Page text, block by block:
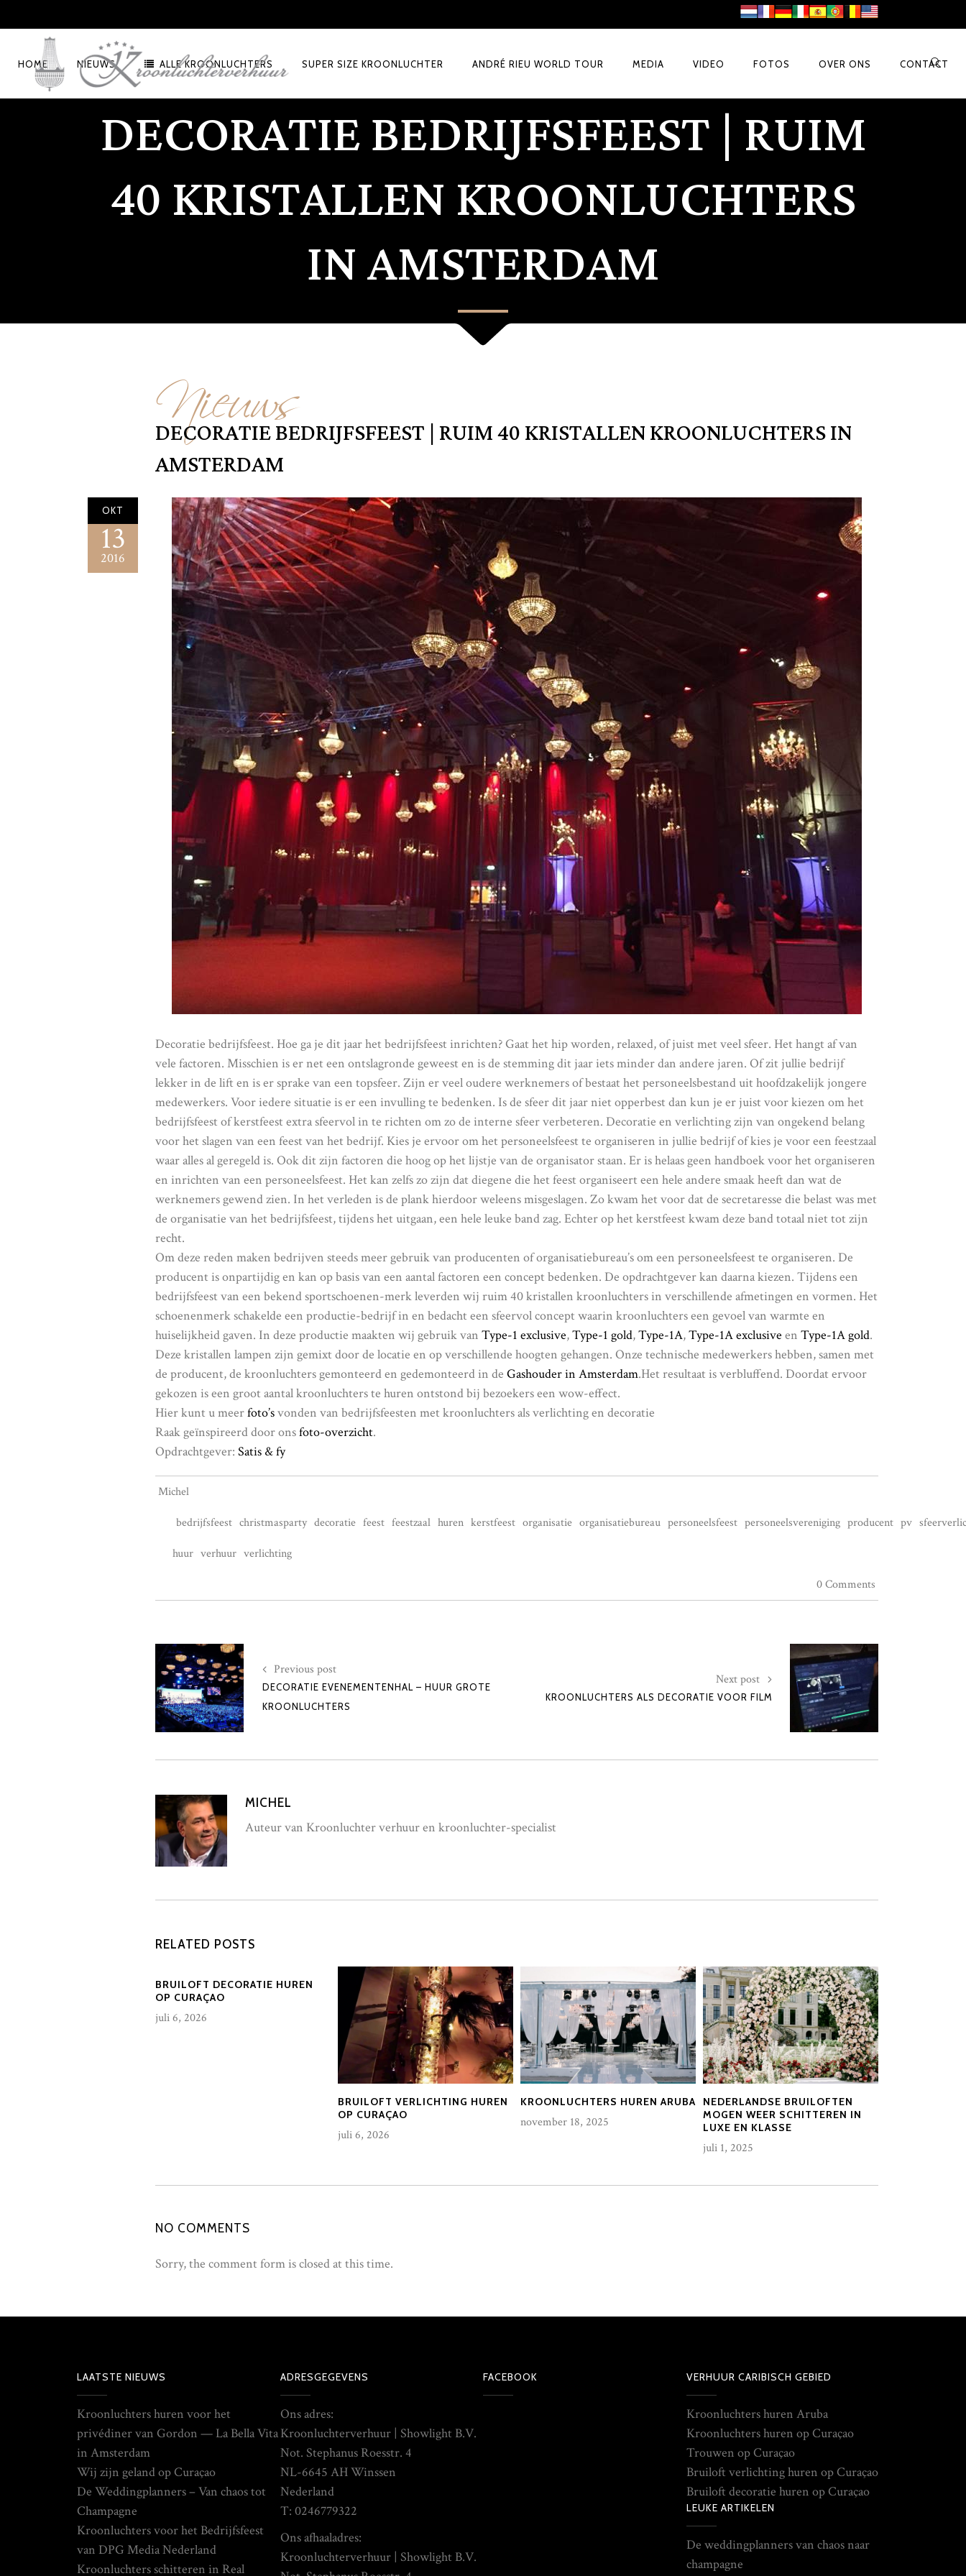
HOME NIEUWS ALLE KROONLUCHTERS SUPER SIZE KROONLUCHTER ANDRÉ RIEU WORLD TOUR MEDIA VIDEO FOTOS OVER ONS CONTACT
DECORATIE BEDRIJFSFEEST | RUIM
40 KRISTALLEN KROONLUCHTERS
IN AMSTERDAM
Nieuws
DECORATIE BEDRIJFSFEEST | RUIM 40 KRISTALLEN KROONLUCHTERS IN
AMSTERDAM
OKT
13
2016
Decoratie bedrijfsfeest. Hoe ga je dit jaar het bedrijfsfeest inrichten? Gaat het hip worden, relaxed, of juist met veel sfeer. Het hangt af van
vele factoren. Misschien is er net een ontslagronde geweest en is de stemming dit jaar iets minder dan andere jaren. Of zit jullie bedrijf
lekker in de lift en is er sprake van een topsfeer. Zijn er veel oudere werknemers of bestaat het personeelsbestand uit hoofdzakelijk jongere
medewerkers. Voor iedere situatie is er een invulling te bedenken. Is de sfeer dit jaar niet opperbest dan kun je er juist voor kiezen om het
bedrijfsfeest of kerstfeest extra sfeervol in te richten om zo de interne sfeer verbeteren. Decoratie en verlichting zijn van ongekend belang
voor het slagen van een feest van het bedrijf. Kies je ervoor om het personeelsfeest te organiseren in jullie bedrijf of kies je voor een feestzaal
waar alles al geregeld is. Ook dit zijn factoren die hoog op het lijstje van de organisator staan. Er is helaas geen handboek voor het organiseren
en inrichten van een personeelsfeest. Het kan zelfs zo zijn dat diegene die het feest organiseert een hele andere smaak heeft dan wat de
werknemers gewend zien. In het verleden is de plank hierdoor weleens misgeslagen. Zo kwam het voor dat de secretaresse die belast was met
de organisatie van het bedrijfsfeest, tijdens het uitgaan, een hele leuke band zag. Echter op het kerstfeest kwam deze band totaal niet tot zijn
recht.
Om deze reden maken bedrijven steeds meer gebruik van producenten of organisatiebureau’s om een personeelsfeest te organiseren. De
producent is onpartijdig en kan op basis van een aantal factoren een concept bedenken. De opdrachtgever kan daarna kiezen. Tijdens een
bedrijfsfeest van een bekend sportschoenen-merk leverden wij ruim 40 kristallen kroonluchters in verschillende afmetingen en vormen. Het
schoenenmerk schakelde een productie-bedrijf in en bedacht een sfeervol concept waarin kroonluchters een gevoel van warmte en
huiselijkheid gaven. In deze productie maakten wij gebruik van Type-1 exclusive,Type-1 gold,Type-1A,Type-1A exclusive en Type-1A gold.
Deze kristallen lampen zijn gemixt door de locatie en op verschillende hoogten gehangen. Onze technische medewerkers hebben, samen met
de producent, de kroonluchters gemonteerd en gedemonteerd in de Gashouder in Amsterdam.Het resultaat is verbluffend. Doordat ervoor
gekozen is een groot aantal kroonluchters te huren ontstond bij bezoekers een wow-effect.
Hier kunt u meerfoto’svonden van bedrijfsfeesten met kroonluchters als verlichting en decoratie
Raak geïnspireerd door onsfoto-overzicht.
Opdrachtgever: Satis & fy
Michel
bedrijfsfeest christmasparty decoratie feest feestzaal huren kerstfeest organisatie organisatiebureau personeelsfeest personeelsvereniging producent pv
huur verhuur verlichting
0 Comments
Previous post
DECORATIE EVENEMENTENHAL – HUUR GROTE
KROONLUCHTERS
Next post
KROONLUCHTERS ALS DECORATIE VOOR FILM
MICHEL
Auteur van Kroonluchter verhuur en kroonluchter-specialist
RELATED POSTS
BRUILOFT DECORATIE HUREN
OP CURAÇAO
juli 6, 2026
BRUILOFT VERLICHTING HUREN
OP CURAÇAO
juli 6, 2026
KROONLUCHTERS HUREN ARUBA
november 18, 2025
NEDERLANDSE BRUILOFTEN
MOGEN WEER SCHITTEREN IN
LUXE EN KLASSE
juli 1, 2025
NO COMMENTS
Sorry, the comment form is closed at this time.
LAATSTE NIEUWS
Kroonluchters huren voor het
privédiner van Gordon — La Bella Vita
in Amsterdam
Wij zijn geland op Curaçao
De Weddingplanners – Van chaos tot
Champagne
Kroonluchters voor het Bedrijfsfeest
van DPG Media Nederland
Kroonluchters schitteren in Real
ADRESGEGEVENS
Ons adres:
Kroonluchterverhuur | Showlight B.V.
Not. Stephanus Roesstr. 4
NL-6645 AH Winssen
Nederland
T: 0246779322
Ons afhaaladres:
Kroonluchterverhuur | Showlight B.V.
FACEBOOK VERHUUR CARIBISCH GEBIED
Kroonluchters huren Aruba
Kroonluchters huren op Curaçao
Trouwen op Curaçao
Bruiloft verlichting huren op Curaçao
Bruiloft decoratie huren op Curaçao
LEUKE ARTIKELEN
De weddingplanners van chaos naar
champagne